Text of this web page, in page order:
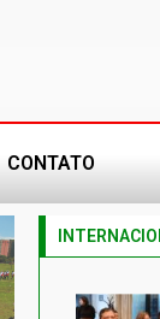
CONTATO